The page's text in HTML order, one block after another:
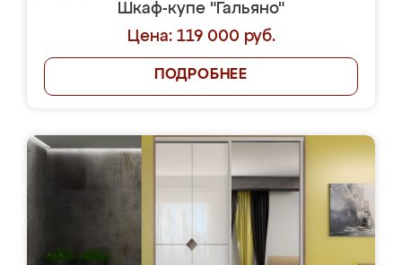
Шкаф-купе "Гальяно"
Цена: 119 000 руб.
ПОДРОБНЕЕ